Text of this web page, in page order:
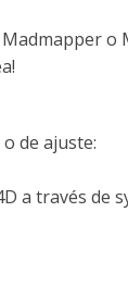
de ajuste:
a través de